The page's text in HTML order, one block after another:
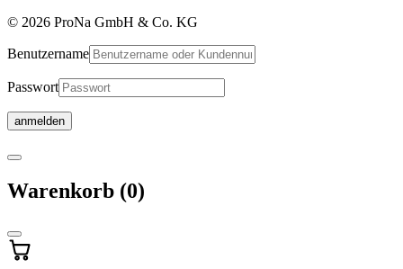
© 2026 ProNa GmbH & Co. KG
Benutzername
Passwort
Warenkorb
wird
…
Warenkorb (0)